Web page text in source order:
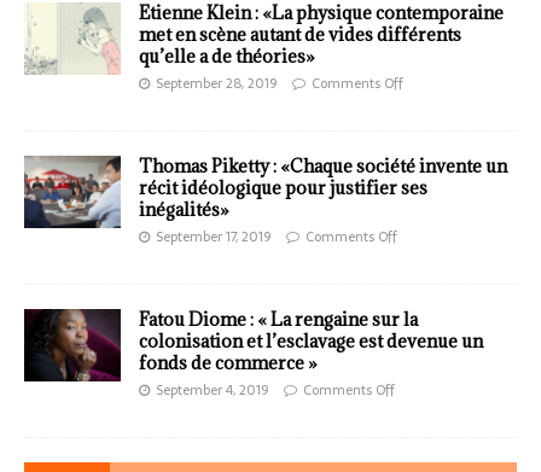
Etienne Klein : «La physique contemporaine
met en scène autant de vides différents
qu’elle a de théories»
September 28, 2019 Comments Off
Thomas Piketty : «Chaque société invente un
récit idéologique pour justifier ses
inégalités»
September 17, 2019 Comments Off
Fatou Diome : « La rengaine sur la
colonisation et l’esclavage est devenue un
fonds de commerce »
September 4, 2019 Comments Off